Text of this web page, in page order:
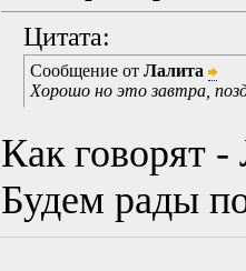
Цитата:
Сообщение от Лалита
Хорошо но это завтра,
Как говорят
Будем рады